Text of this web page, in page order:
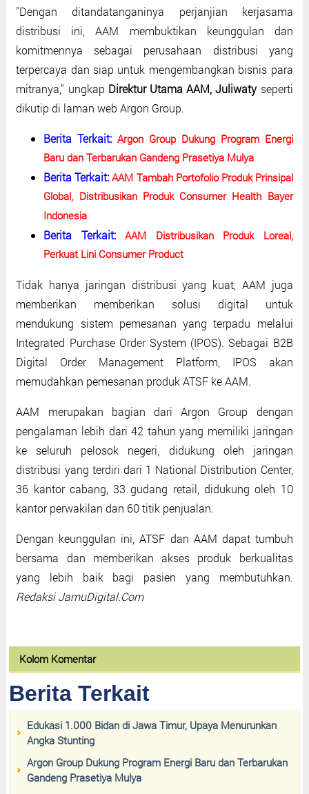
"Dengan ditandatanganinya perjanjian kerjasama
distribusi ini, AAM membuktikan keunggulan dan
komitmennya sebagai perusahaan distribusi yang
terpercaya dan siap untuk mengembangkan bisnis para
mitranya," ungkap Direktur Utama AAM, Juliwatyseperti
dikutip di laman web Argon Group.
Berita Terkait:Argon Group Dukung Program Energi
Baru dan Terbarukan Gandeng Prasetiya Mulya
Berita Terkait:AAM Tambah Portofolio Produk Prinsipal
Global, Distribusikan Produk Consumer Health Bayer
Indonesia
Berita Terkait:AAM Distribusikan Produk Loreal,
Perkuat Lini Consumer Product
Tidak hanya jaringan distribusi yang kuat, AAM juga
memberikan memberikan solusi digital untuk
mendukung sistem pemesanan yang terpadu melalui
Integrated Purchase Order System (IPOS). Sebagai B2B
Digital Order Management Platform, IPOS akan
memudahkan pemesanan produk ATSF ke AAM.
AAM merupakan bagian dari Argon Group dengan
pengalaman lebih dari 42 tahun yang memiliki jaringan
ke seluruh pelosok negeri, didukung oleh jaringan
distribusi yang terdiri dari 1 National Distribution Center,
36 kantor cabang, 33 gudang retail, didukung oleh 10
kantor perwakilan dan 60 titik penjualan.
Dengan keunggulan ini, ATSF dan AAM dapat tumbuh
bersama dan memberikan akses produk berkualitas
yang lebih baik bagi pasien yang membutuhkan.
Redaksi JamuDigital.Com
Kolom Komentar
Berita Terkait
Edukasi 1.000 Bidan di Jawa Timur, Upaya Menurunkan
Angka Stunting
Argon Group Dukung Program Energi Baru dan Terbarukan
Gandeng Prasetiya Mulya